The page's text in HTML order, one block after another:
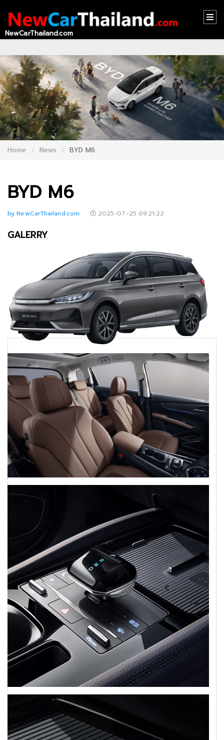
HOME
CONTACT
US
ABOUT
US
RECOMMEND
NEWS
REGISTER
NewCarThailand.com
Home News BYD M6
BYD M6
by NewCarThailand.com 2025-07-25 09:21:22
GALERRY